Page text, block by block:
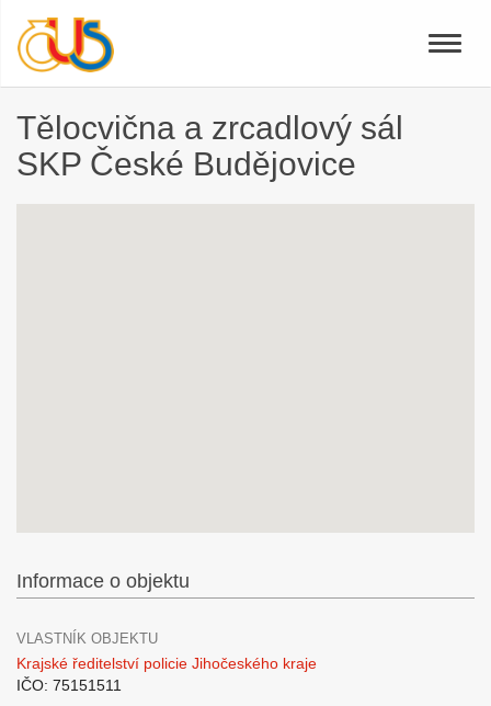
Toggle
Tělocvična a zrcadlový sál
SKP České Budějovice
Informace o objektu
VLASTNÍK OBJEKTU
Krajské ředitelství policie Jihočeského kraje
IČO: 75151511